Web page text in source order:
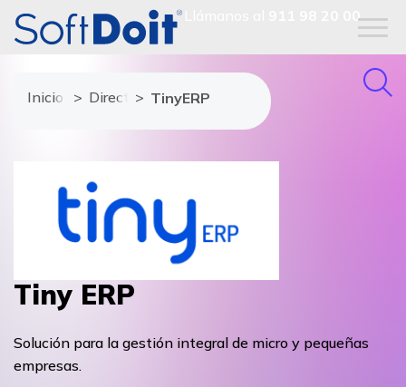
911 98 20 00
Inicio Directorio de proveedores
TinyERP
Tiny ERP
Solución para la gestión integral de micro y pequeñas
empresas.